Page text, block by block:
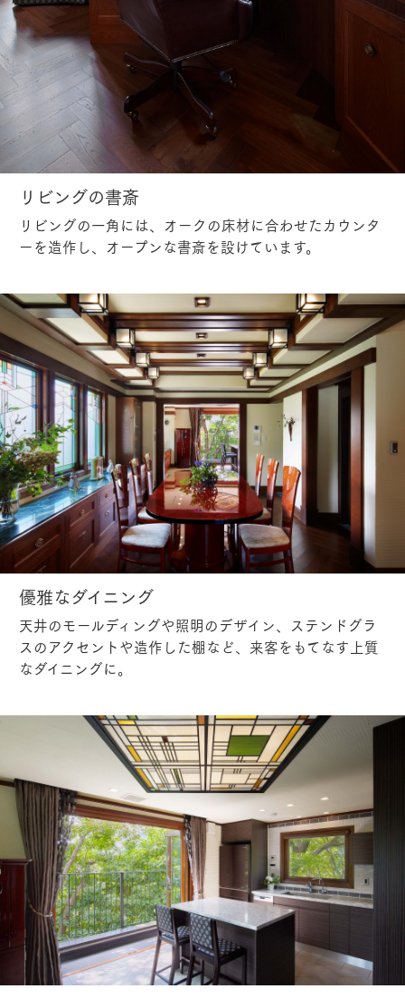
リビングの書斎
リビングの一角には、オークの床材に合わせたカウンタ
ーを造作し、オープンな書斎を設けています。
優雅なダイニング
天井のモールディングや照明のデザイン、ステンドグラ
スのアクセントや造作した棚など、来客をもてなす上質
なダイニングに。